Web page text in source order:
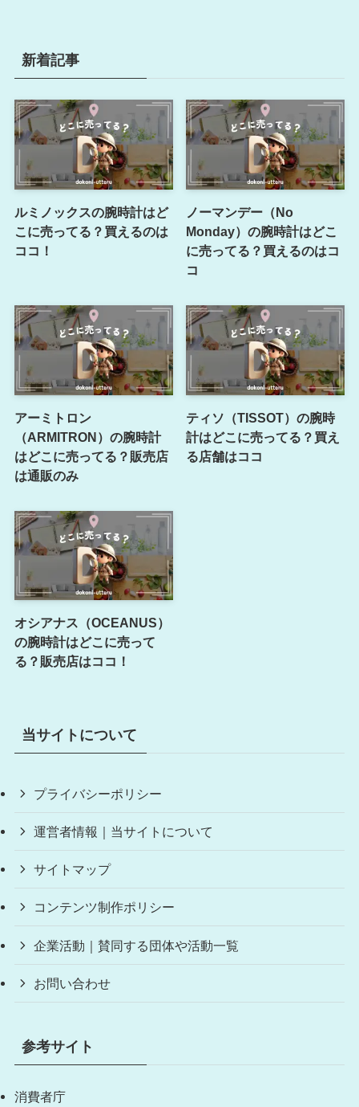
新着記事
ルミノックスの腕時計はど
こに売ってる？買えるのは
ココ！
ノーマンデー（No
Monday）の腕時計はどこ
に売ってる？買えるのはコ
コ
アーミトロン
（ARMITRON）の腕時計
はどこに売ってる？販売店
は通販のみ
ティソ（TISSOT）の腕時
計はどこに売ってる？買え
る店舗はココ
オシアナス（OCEANUS）
の腕時計はどこに売って
る？販売店はココ！
当サイトについて
プライバシーポリシー
運営者情報｜当サイトについて
サイトマップ
コンテンツ制作ポリシー
企業活動｜賛同する団体や活動一覧
お問い合わせ
参考サイト
消費者庁